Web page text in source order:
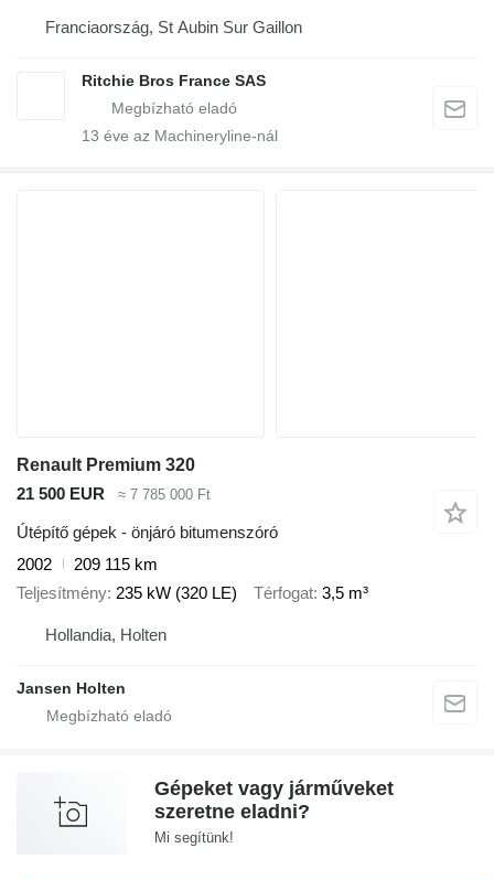
Franciaország, St Aubin Sur Gaillon
Ritchie Bros France SAS
13 éve az Machineryline-nál
Renault Premium 320
21 500 EUR
≈ 7 785 000 Ft
Útépítő gépek - önjáró bitumenszóró
2002
209 115 km
Teljesítmény 235 kW (320 LE) Térfogat 3,5 m³
Hollandia, Holten
Jansen Holten
Gépeket vagy járműveket
szeretne eladni?
Mi segítünk!